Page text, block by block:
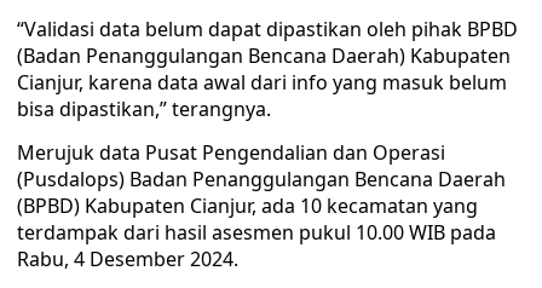
“Validasi data belum dapat dipastikan oleh pihak BPBD
(Badan Penanggulangan Bencana Daerah) Kabupaten
Cianjur, karena data awal dari info yang masuk belum
bisa dipastikan,” terangnya.
Merujuk data Pusat Pengendalian dan Operasi
(Pusdalops) Badan Penanggulangan Bencana Daerah
(BPBD) Kabupaten Cianjur, ada 10 kecamatan yang
terdampak dari hasil asesmen pukul 10.00 WIB pada
Rabu, 4 Desember 2024.